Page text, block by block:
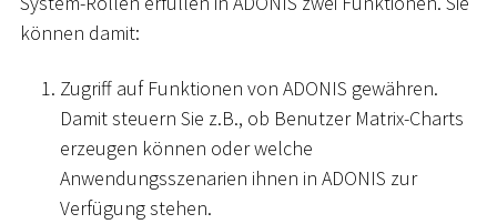
können damit:
Zugriff auf Funktionen von ADONIS gewähren.
Damit steuern Sie z.B., ob Benutzer Matrix-Charts
erzeugen können oder welche
Anwendungsszenarien ihnen in ADONIS zur
Verfügung stehen.